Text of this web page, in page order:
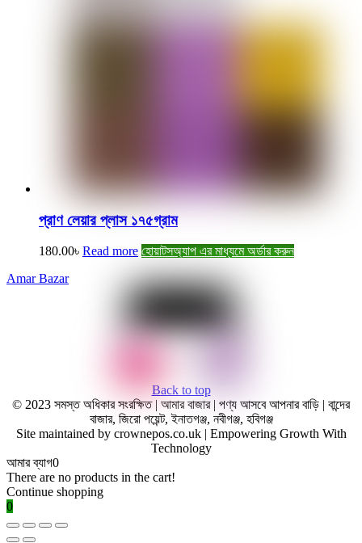
প্রাণ লেয়ার প্লাস ১৭৫গ্রাম
180.00৳ Read more হোয়াটসঅ্যাপ এর মাধ্যমে অর্ডার করুন
Amar Bazar
Back to top
© 2023 সমস্ত অধিকার সংরক্ষিত | আমার বাজার | পণ্য আসবে আপনার বাড়ি | বান্দের
বাজার, জিরো পয়েন্ট, ইনাতগঞ্জ, নবীগঞ্জ, হবিগঞ্জ
Site maintained by crownepos.co.uk | Empowering Growth With
Technology
আমার ব্যাগ0
There are no products in the cart!
Continue shopping
0